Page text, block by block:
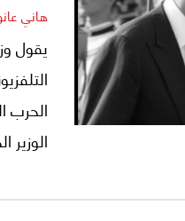
هاني
يقول
الحرب
وفوقه.